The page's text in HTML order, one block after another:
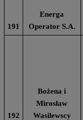
191
Energa
Operator S.A.
192
Bożena i
Mirosław
Wasilewscy